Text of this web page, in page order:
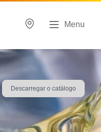
Menu
Descarregar o catálogo